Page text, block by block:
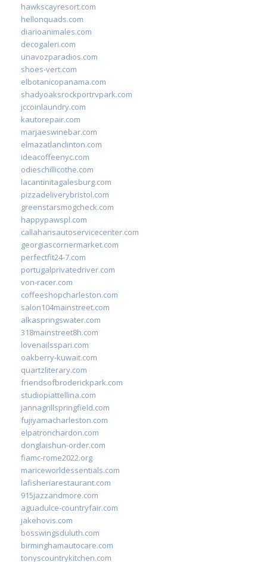
hawkscayresort.com
hellonquads.com
diarioanimales.com
decogaleri.com
unavozparadios.com
shoes-vert.com
elbotanicopanama.com
shadyoaksrockportrvpark.com
jccoinlaundry.com
kautorepair.com
marjaeswinebar.com
elmazatlanclinton.com
ideacoffeenyc.com
odieschillicothe.com
lacantinitagalesburg.com
pizzadeliverybristol.com
greenstarsmogcheck.com
happypawspl.com
callahansautoservicecenter.com
georgiascornermarket.com
perfectfit24-7.com
portugalprivatedriver.com
von-racer.com
coffeeshopcharleston.com
salon104mainstreet.com
alkaspringswater.com
318mainstreet8h.com
lovenailsspari.com
oakberry-kuwait.com
quartzliterary.com
friendsofbroderickpark.com
studiopiattellina.com
jannagrillspringfield.com
fujiyamacharleston.com
elpatronchardon.com
donglaishun-order.com
fiamc-rome2022.org
mariceworldessentials.com
lafisheriarestaurant.com
915jazzandmore.com
aguadulce-countryfair.com
jakehovis.com
bosswingsduluth.com
birminghamautocare.com
tonyscountrykitchen.com